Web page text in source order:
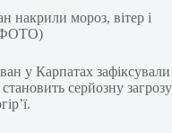
у Карпатах зафіксували
серйозну загрозу